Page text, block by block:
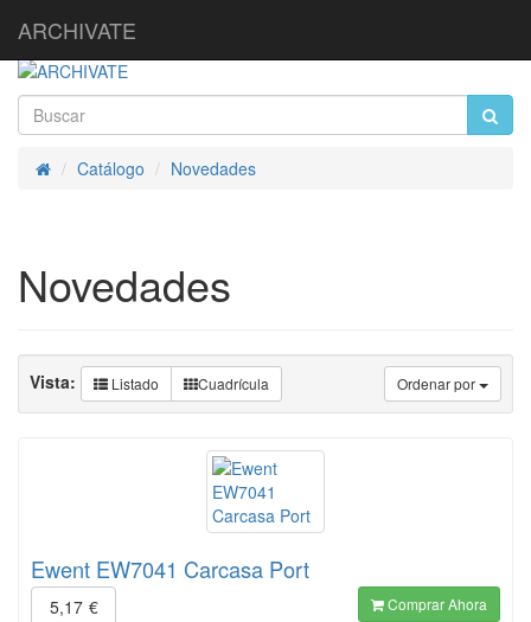
ARCHIVATE
InicioCatálogo Novedades
Novedades
Ordenar por
Vista: Listado Cuadrícula
Ewent EW7041 Carcasa Port
5,17 € Comprar Ahora